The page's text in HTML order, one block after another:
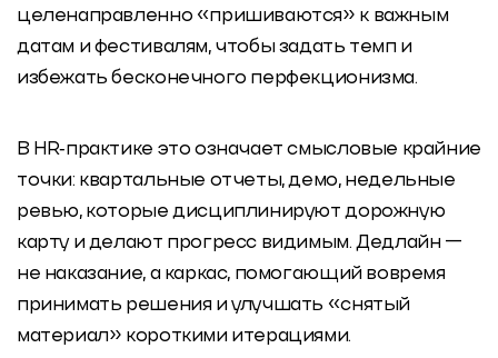
целенаправленно «пришиваются» к важным
датам и фестивалям, чтобы задать темп и
избежать бесконечного перфекционизма.
В HR‑практике это означает смысловые крайние
точки: квартальные отчеты, демо, недельные
ревью, которые дисциплинируют дорожную
карту и делают прогресс видимым. Дедлайн —
не наказание, а каркас, помогающий вовремя
принимать решения и улучшать «снятый
материал» короткими итерациями.